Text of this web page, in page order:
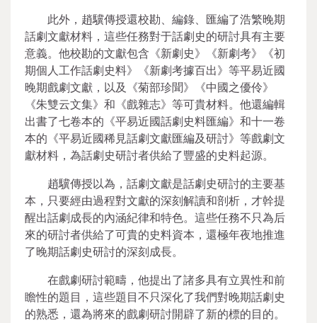
此外，趙驥傳授還校勘、編錄、匯編了浩繁晚期
話劇文獻材料，這些任務對于話劇史的研討具有主要
意義。他校勘的文獻包含《新劇史》《新劇考》《初
期個人工作話劇史料》《新劇考據百出》等平易近國
晚期戲劇文獻，以及《菊部珍聞》《中國之優伶》
《朱雙云文集》和《戲雜志》等可貴材料。他還編輯
出書了七卷本的《平易近國話劇史料匯編》和十一卷
本的《平易近國稀見話劇文獻匯編及研討》等戲劇文
獻材料，為話劇史研討者供給了豐盛的史料起源。
趙驥傳授以為，話劇文獻是話劇史研討的主要基
本，只要經由過程對文獻的深刻解讀和剖析，才幹提
醒出話劇成長的內涵紀律和特色。這些任務不只為后
來的研討者供給了可貴的史料資本，還極年夜地推進
了晚期話劇史研討的深刻成長。
在戲劇研討範疇，他提出了諸多具有立異性和前
瞻性的題目，這些題目不只深化了我們對晚期話劇史
的熟悉，還為將來的戲劇研討開辟了新的標的目的。